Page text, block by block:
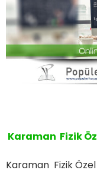
Karaman Fizik
Karaman Fizik